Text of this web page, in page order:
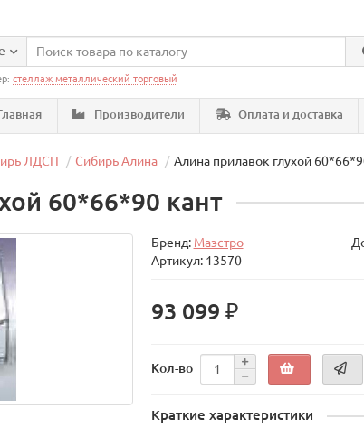
стеллаж металлический торговый
Производители Оплата и доставка
ЛДСП Сибирь Алина Алина прилавок глухой
60*66*90 кант
Бренд: Маэстро
Артикул: 13570
93 099 ₽
Кол-во
Краткие характеристики